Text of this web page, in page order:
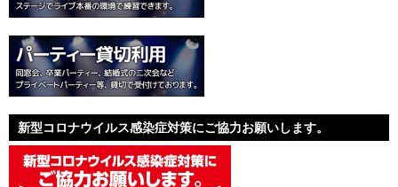
新型コロナウイルス感染症対策にご協力お願いします。